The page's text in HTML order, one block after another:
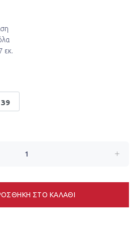
εκ.
39
ΣΤΟ ΚΑΛΑΘΙ